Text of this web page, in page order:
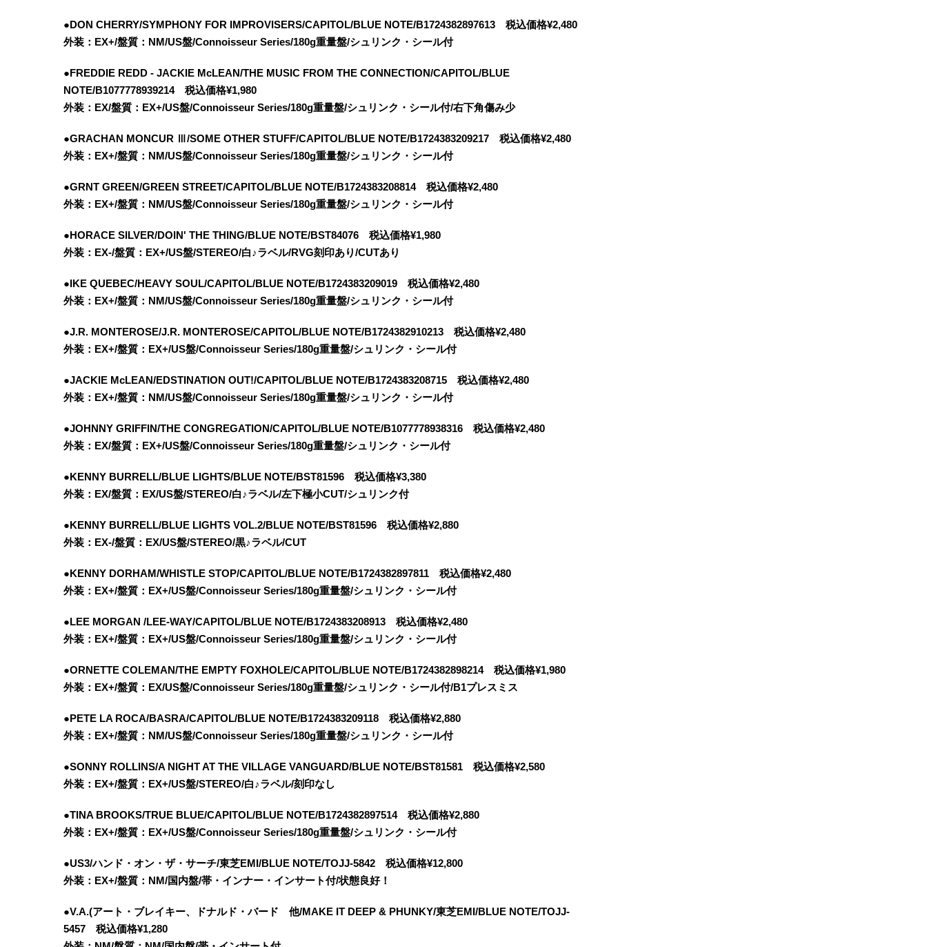
●DON CHERRY/SYMPHONY FOR IMPROVISERS/CAPITOL/BLUE NOTE/B1724382897613 税込価格¥2,480
外装：EX+/盤質：NM/US盤/Connoisseur Series/180g重量盤/シュリンク・シール付
●FREDDIE REDD - JACKIE McLEAN/THE MUSIC FROM THE CONNECTION/CAPITOL/BLUE
NOTE/B1077778939214 税込価格¥1,980
外装：EX/盤質：EX+/US盤/Connoisseur Series/180g重量盤/シュリンク・シール付/右下角傷み少
●GRACHAN MONCUR Ⅲ/SOME OTHER STUFF/CAPITOL/BLUE NOTE/B1724383209217 税込価格¥2,480
外装：EX+/盤質：NM/US盤/Connoisseur Series/180g重量盤/シュリンク・シール付
●GRNT GREEN/GREEN STREET/CAPITOL/BLUE NOTE/B1724383208814 税込価格¥2,480
外装：EX+/盤質：NM/US盤/Connoisseur Series/180g重量盤/シュリンク・シール付
●HORACE SILVER/DOIN' THE THING/BLUE NOTE/BST84076 税込価格¥1,980
外装：EX-/盤質：EX+/US盤/STEREO/白♪ラベル/RVG刻印あり/CUTあり
●IKE QUEBEC/HEAVY SOUL/CAPITOL/BLUE NOTE/B1724383209019 税込価格¥2,480
外装：EX+/盤質：NM/US盤/Connoisseur Series/180g重量盤/シュリンク・シール付
●J.R. MONTEROSE/J.R. MONTEROSE/CAPITOL/BLUE NOTE/B1724382910213 税込価格¥2,480
外装：EX+/盤質：EX+/US盤/Connoisseur Series/180g重量盤/シュリンク・シール付
●JACKIE McLEAN/EDSTINATION OUT!/CAPITOL/BLUE NOTE/B1724383208715 税込価格¥2,480
外装：EX+/盤質：NM/US盤/Connoisseur Series/180g重量盤/シュリンク・シール付
●JOHNNY GRIFFIN/THE CONGREGATION/CAPITOL/BLUE NOTE/B1077778938316 税込価格¥2,480
外装：EX/盤質：EX+/US盤/Connoisseur Series/180g重量盤/シュリンク・シール付
●KENNY BURRELL/BLUE LIGHTS/BLUE NOTE/BST81596 税込価格¥3,380
外装：EX/盤質：EX/US盤/STEREO/白♪ラベル/左下極小CUT/シュリンク付
●KENNY BURRELL/BLUE LIGHTS VOL.2/BLUE NOTE/BST81596 税込価格¥2,880
外装：EX-/盤質：EX/US盤/STEREO/黒♪ラベル/CUT
●KENNY DORHAM/WHISTLE STOP/CAPITOL/BLUE NOTE/B1724382897811 税込価格¥2,480
外装：EX+/盤質：EX+/US盤/Connoisseur Series/180g重量盤/シュリンク・シール付
●LEE MORGAN /LEE-WAY/CAPITOL/BLUE NOTE/B1724383208913 税込価格¥2,480
外装：EX+/盤質：EX+/US盤/Connoisseur Series/180g重量盤/シュリンク・シール付
●ORNETTE COLEMAN/THE EMPTY FOXHOLE/CAPITOL/BLUE NOTE/B1724382898214 税込価格¥1,980
外装：EX+/盤質：EX/US盤/Connoisseur Series/180g重量盤/シュリンク・シール付/B1プレスミス
●PETE LA ROCA/BASRA/CAPITOL/BLUE NOTE/B1724383209118 税込価格¥2,880
外装：EX+/盤質：NM/US盤/Connoisseur Series/180g重量盤/シュリンク・シール付
●SONNY ROLLINS/A NIGHT AT THE VILLAGE VANGUARD/BLUE NOTE/BST81581 税込価格¥2,580
外装：EX+/盤質：EX+/US盤/STEREO/白♪ラベル/刻印なし
●TINA BROOKS/TRUE BLUE/CAPITOL/BLUE NOTE/B1724382897514 税込価格¥2,880
外装：EX+/盤質：EX+/US盤/Connoisseur Series/180g重量盤/シュリンク・シール付
●US3/ハンド・オン・ザ・サーチ/東芝EMI/BLUE NOTE/TOJJ-5842 税込価格¥12,800
外装：EX+/盤質：NM/国内盤/帯・インナー・インサート付/状態良好！
●V.A.(アート・ブレイキー、ドナルド・バード 他/MAKE IT DEEP & PHUNKY/東芝EMI/BLUE NOTE/TOJJ-
5457 税込価格¥1,280